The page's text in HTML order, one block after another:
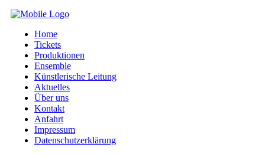
Home
Tickets
Produktionen
Ensemble
Künstlerische Leitung
Aktuelles
Über uns
Kontakt
Anfahrt
Impressum
Datenschutzerklärung